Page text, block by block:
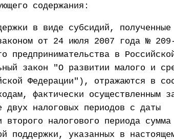
содержания:
в виде субсидий, полученные
от 24 июля 2007 года №
предпринимательства в
закон "О развитии малого и
Федерации"), отражаются в
фактически осуществленным
налоговых периодов с даты
налогового периода сумма
поддержки, указанных в